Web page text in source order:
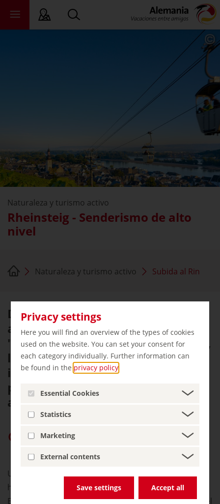
Privacy settings
Here you will find an overview of the types of cookies
used on the website. You can set your consent for
each category individually. Further information can
be found in the privacy policy
Essential Cookies
Statistics
Marketing
External contents
Save settings Accept all
Naturaleza y turismo activo
Rheinsteig - Senderismo de alto
nivel
Naturaleza y turismo activo Subida al Rin
Durante siglos el Rin, que los
alemanes llaman cariñosamente
"Padre Rin", ha sido un mito. El río,
las ruinas del castillo y las rocas
inspiraron a generaciones de
pintores y poetas a crear obras de
arte románticas.
Dar prioridad a «germany.travel» en Google
Una canción alemana pregunta: ¿Por qué es tan
hermoso el Rin? La respuesta está dada por el paisaje.
El río, que se abre paso espectacularmente a través del